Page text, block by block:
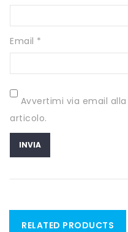
SIS
VOLCHEM
Email *
Avvertimi via email
articolo.
RELATED PRODUCTS